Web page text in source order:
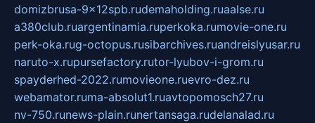
domizbrusa-9x12spb.rudemaholding.ruaalse.ru
a380club.ruargentinamia.ruperkoka.rumovie-one.ru
perk-oka.rug-octopus.rusibarchives.ruandreislyusar.ru
naruto-x.rupursefactory.rutor-lyubov-i-grom.ru
spayderhed-2022.rumovieone.ruevro-dez.ru
webamator.ruma-absolut1.ruavtopomosch27.ru
nv-750.runews-plain.runertansaga.rudelanalad.ru